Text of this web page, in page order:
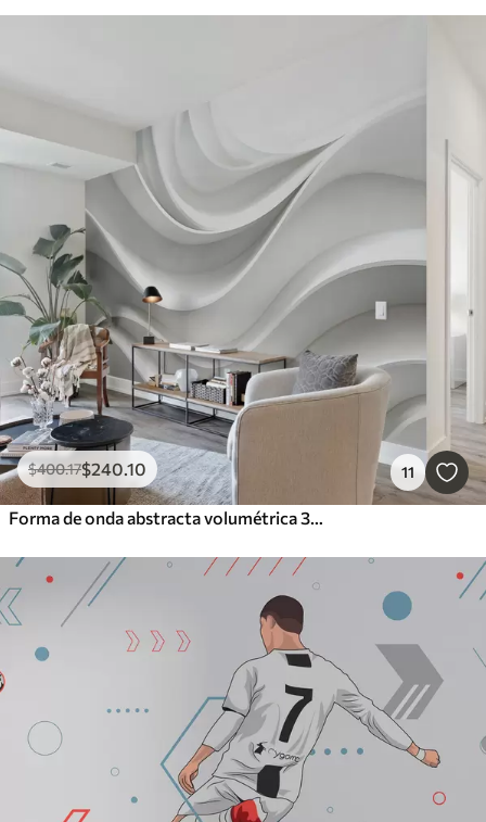
$400.17$240.10 11
Forma de onda abstracta volumétrica 3D blanca